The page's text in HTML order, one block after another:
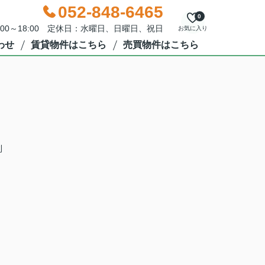
052-848-6465
～18:00 定休日：水曜日、日曜日、祝日 お気に入り
0
せ 賃貸物件はこちら 売買物件はこちら